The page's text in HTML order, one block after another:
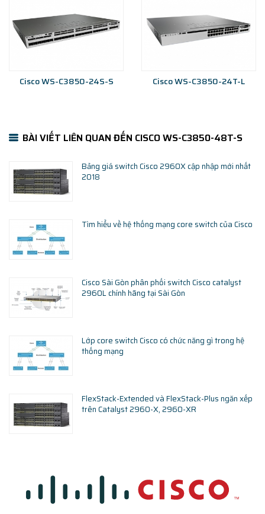
Cisco WS-C3850-24S-S Cisco WS-C3850-24T-L
BÀI VIẾT LIÊN QUAN ĐẾN CISCO WS-C3850-48T-S
Bảng giá switch Cisco 2960X cập nhập mới nhất
2018
Tìm hiểu về hệ thống mạng core switch của Cisco
Cisco Sài Gòn phân phối switch Cisco catalyst
2960L chính hãng tại Sài Gòn
Lớp core switch Cisco có chức năng gì trong hệ
thống mạng
FlexStack-Extended và FlexStack-Plus ngăn xếp
trên Catalyst 2960-X, 2960-XR